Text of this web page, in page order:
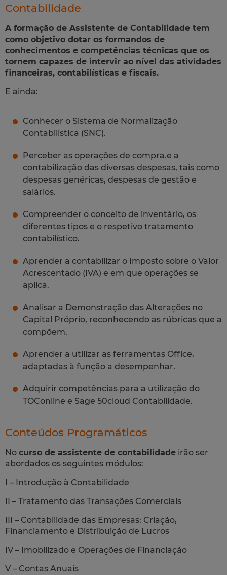
Contabilidade
A formação de Assistente de Contabilidade tem
como objetivo dotar os formandos de
conhecimentos e competências técnicas que os
tornem capazes de intervir ao nível das atividades
financeiras, contabilísticas e fiscais.
E ainda:​
Conhecer o Sistema de Normalização
Contabilística (SNC).
Perceber as operações de compra.e a
contabilização das diversas despesas, tais como
despesas genéricas, despesas de gestão e
salários.
Compreender o conceito de inventário, os
diferentes tipos e o respetivo tratamento
contabilístico.
Aprender a contabilizar o Imposto sobre o Valor
Acrescentado (IVA) e em que operações se
aplica.
Analisar a Demonstração das Alterações no
Capital Próprio, reconhecendo as rúbricas que a
compõem.
Aprender a utilizar as ferramentas Office,
adaptadas à função a desempenhar.
Adquirir competências para a utilização do
TOConline e Sage 50cloud Contabilidade.
Conteúdos Programáticos
No curso de assistente de contabilidade irão ser
abordados os seguintes módulos:
I – Introdução à Contabilidade
II – Tratamento das Transações Comerciais
III – Contabilidade das Empresas: Criação,
Financiamento e Distribuição de Lucros
IV – Imobilizado e Operações de Financiação
V – Contas Anuais